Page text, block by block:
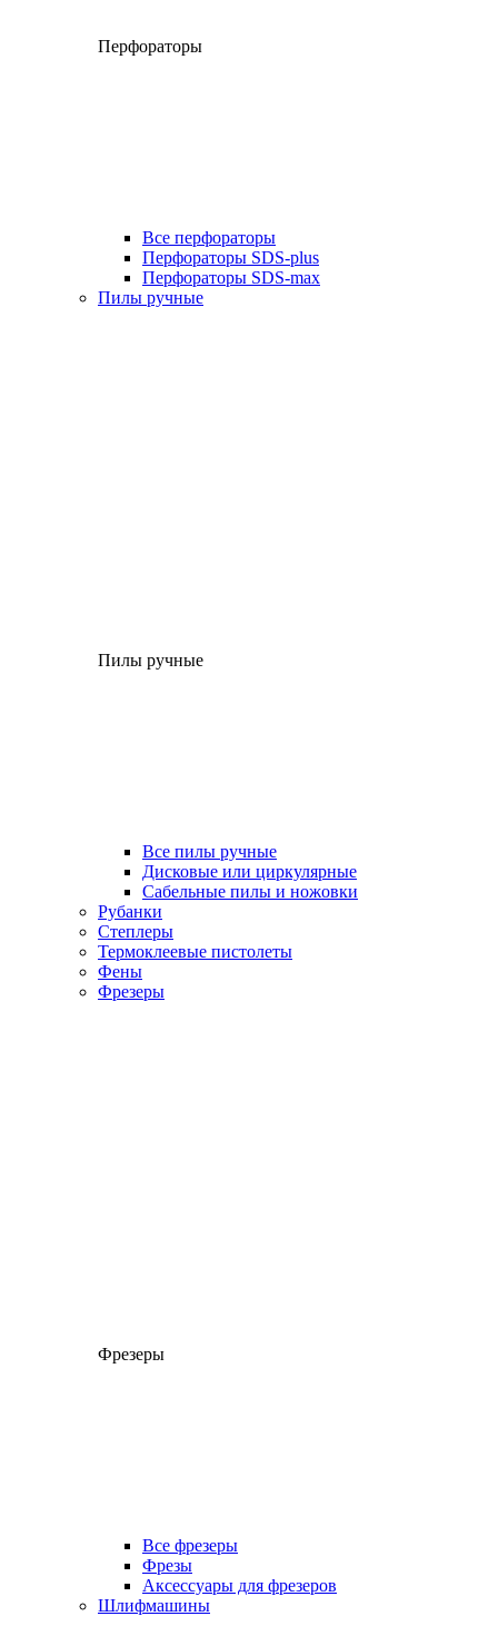
Перфораторы
Все перфораторы
Перфораторы SDS-plus
Перфораторы SDS-max
Пилы ручные
Пилы ручные
Все пилы ручные
Дисковые или циркулярные
Сабельные пилы и ножовки
Рубанки
Степлеры
Термоклеевые пистолеты
Фены
Фрезеры
Фрезеры
Все фрезеры
Фрезы
Аксессуары для фрезеров
Шлифмашины